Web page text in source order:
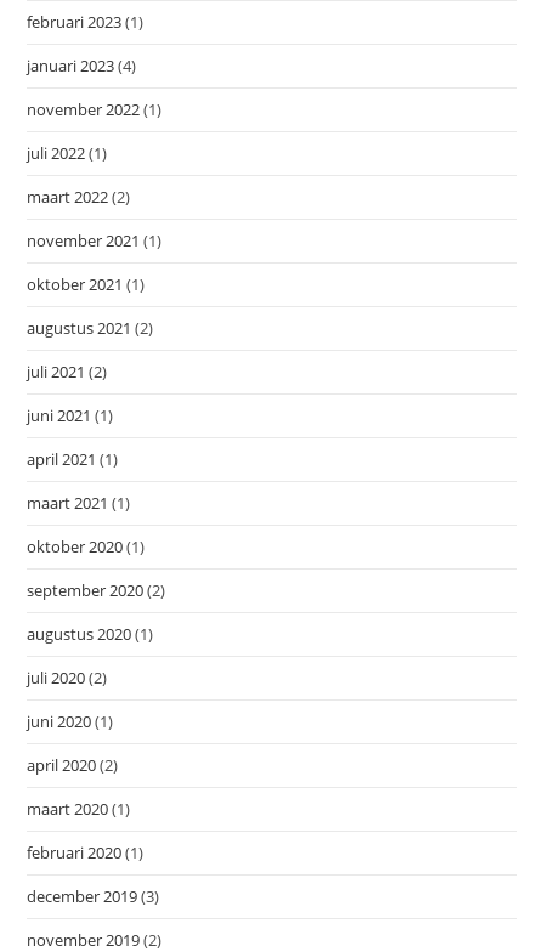
februari 2023(1)
januari 2023(4)
november 2022(1)
juli 2022(1)
maart 2022(2)
november 2021 (1)
oktober 2021 (1)
augustus 2021 (2)
juli 2021 (2)
juni 2021 (1)
april 2021 (1)
maart 2021 (1)
oktober 2020(1)
september 2020(2)
augustus 2020(1)
juli 2020(2)
juni 2020(1)
april 2020(2)
maart 2020(1)
februari 2020(1)
december 2019(3)
november 2019(2)